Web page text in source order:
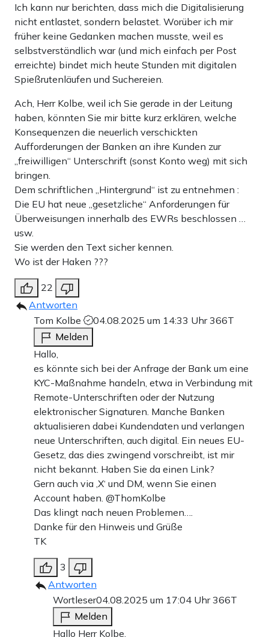
Ich kann nur berichten, dass mich die Digitalisierung
nicht entlastet, sondern belastet. Worüber ich mir
früher keine Gedanken machen musste, weil es
selbstverständlich war (und mich einfach per Post
erreichte) bindet mich heute Stunden mit digitalen
Spießrutenläufen und Suchereien.
Ach, Herr Kolbe, weil ich Sie gerade in der Leitung
haben, könnten Sie mir bitte kurz erklären, welche
Konsequenzen die neuerlich verschickten
Aufforderungen der Banken an ihre Kunden zur
„freiwilligen“ Unterschrift (sonst Konto weg) mit sich
bringen.
Dem schriftlichen „Hintergrund“ ist zu entnehmen :
Die EU hat neue „gesetzliche“ Anforderungen für
Überweisungen innerhalb des EWRs beschlossen …
usw.
Sie werden den Text sicher kennen.
Wo ist der Haken ???
22
Antworten
Tom Kolbe
04.08.2025 um 14:33 Uhr366T
Melden
Hallo,
es könnte sich bei der Anfrage der Bank um eine
KYC-Maßnahme handeln, etwa in Verbindung mit
Remote-Unterschriften oder der Nutzung
elektronischer Signaturen. Manche Banken
aktualisieren dabei Kundendaten und verlangen
neue Unterschriften, auch digital. Ein neues EU-
Gesetz, das dies zwingend vorschreibt, ist mir
nicht bekannt. Haben Sie da einen Link?
Gern auch via ‚X‘ und DM, wenn Sie einen
Account haben. @ThomKolbe
Das klingt nach neuen Problemen….
Danke für den Hinweis und Grüße
TK
3
Antworten
Wortleser04.08.2025 um 17:04 Uhr366T
Melden
Hallo Herr Kolbe,